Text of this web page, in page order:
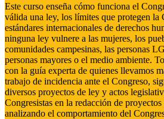
Este curso enseña cómo funciona el
válida una ley, los límites que protegen la
estándares internacionales de derechos
ninguna ley vulnere a las mujeres, los
comunidades campesinas, las personas
personas mayores o el medio ambiente.
con la guía experta de quienes llevamos
trabajo de incidencia ante el Congreso,
diversos proyectos de ley y actos
Congresistas en la redacción de
analizando el comportamiento del